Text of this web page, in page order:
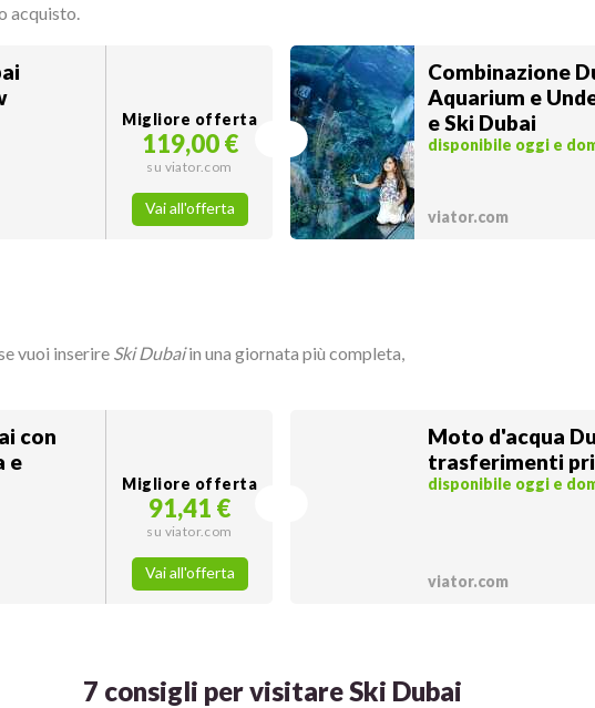
acquisto.
Migliore offerta
119,00 €
su viator.com
Vai all'offerta
Combinazione
Aquarium e
e Ski Dubai
disponibile oggi e
viator.com
vuoi inserire Ski Dubaiin una giornata più completa,
con
e
Migliore offerta
91,41 €
su viator.com
Vai all'offerta
Moto d'acqua
trasferimenti
disponibile oggi e
viator.com
7 consigli per visitare Ski Dubai